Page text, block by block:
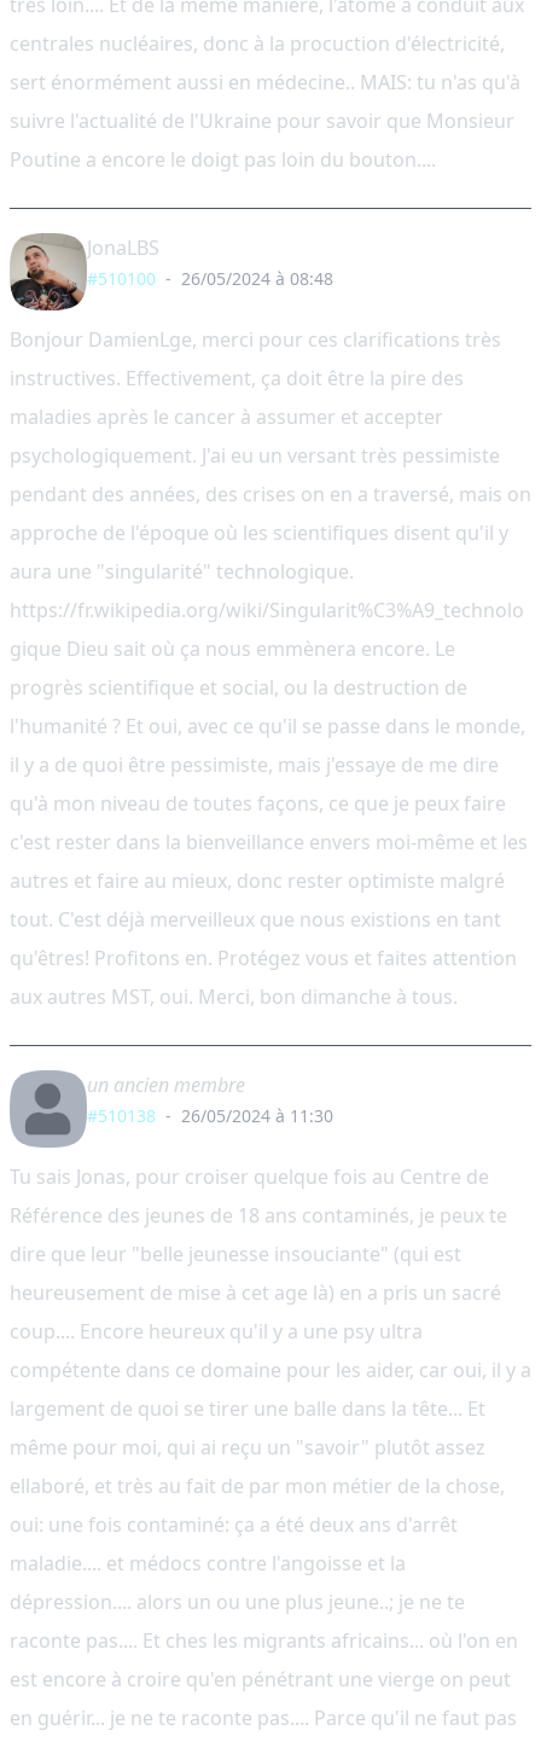
centrales nucléaires, donc à la procuction d'électricité,
sert énormément aussi en médecine.. MAIS: tu n'as qu'à
suivre l'actualité de l'Ukraine pour savoir que Monsieur
Poutine a encore le doigt pas loin du bouton....
JonaLBS
#510100 - 26/05/2024 à 08:48
Bonjour DamienLge, merci pour ces clarifications très
instructives. Effectivement, ça doit être la pire des
maladies après le cancer à assumer et accepter
psychologiquement. J'ai eu un versant très pessimiste
pendant des années, des crises on en a traversé, mais on
approche de l'époque où les scientifiques disent qu'il y
aura une "singularité" technologique.
https://fr.wikipedia.org/wiki/Singularit%C3%A9_technolo
gique Dieu sait où ça nous emmènera encore. Le
progrès scientifique et social, ou la destruction de
l'humanité ? Et oui, avec ce qu'il se passe dans le monde,
il y a de quoi être pessimiste, mais j'essaye de me dire
qu'à mon niveau de toutes façons, ce que je peux faire
c'est rester dans la bienveillance envers moi-même et les
autres et faire au mieux, donc rester optimiste malgré
tout. C'est déjà merveilleux que nous existions en tant
qu'êtres! Profitons en. Protégez vous et faites attention
aux autres MST, oui. Merci, bon dimanche à tous.
un ancien membre
#510138 - 26/05/2024 à 11:30
Tu sais Jonas, pour croiser quelque fois au Centre de
Référence des jeunes de 18 ans contaminés, je peux te
dire que leur "belle jeunesse insouciante" (qui est
heureusement de mise à cet age là) en a pris un sacré
coup.... Encore heureux qu'il y a une psy ultra
compétente dans ce domaine pour les aider, car oui, il y a
largement de quoi se tirer une balle dans la tête... Et
même pour moi, qui ai reçu un "savoir" plutôt assez
ellaboré, et très au fait de par mon métier de la chose,
oui: une fois contaminé: ça a été deux ans d'arrêt
maladie.... et médocs contre l'angoisse et la
dépression.... alors un ou une plus jeune..; je ne te
raconte pas.... Et ches les migrants africains... où l'on en
est encore à croire qu'en pénétrant une vierge on peut
en guérir... je ne te raconte pas.... Parce qu'il ne faut pas